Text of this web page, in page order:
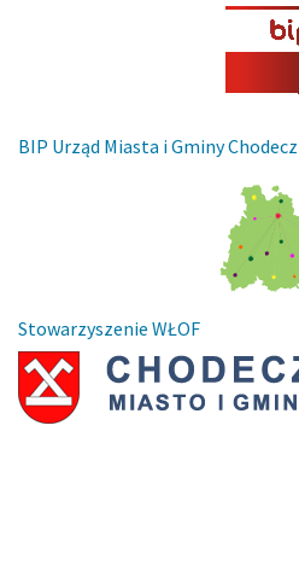
BIP Urząd Miasta i Gminy Chodecz
Stowarzyszenie WŁOF